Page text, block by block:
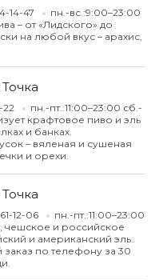
14-47
пн.-вс.:9:00–23:00
– от «Лидского» до
на любой вкус – арахис,
22
пн.-пт.:11:00–23:00 сб.-
крафтовое пиво и эль
и банках.
– вяленая и сушеная
и орехи.
12-06
пн.-пт.:11:00–23:00
чешское и российское
и американский эль.
по телефону за 30